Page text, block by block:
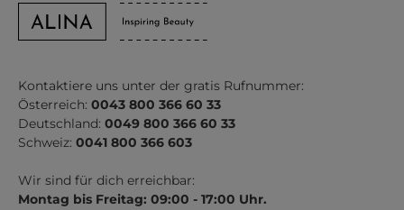
Kontaktiere uns unter der gratis Rufnummer:
Österreich: 0043 800 366 60 33
Deutschland: 0049 800 366 60 33
Schweiz: 0041 800 366 603
Wir sind für dich erreichbar:
Montag bis Freitag: 09:00 - 17:00 Uhr.